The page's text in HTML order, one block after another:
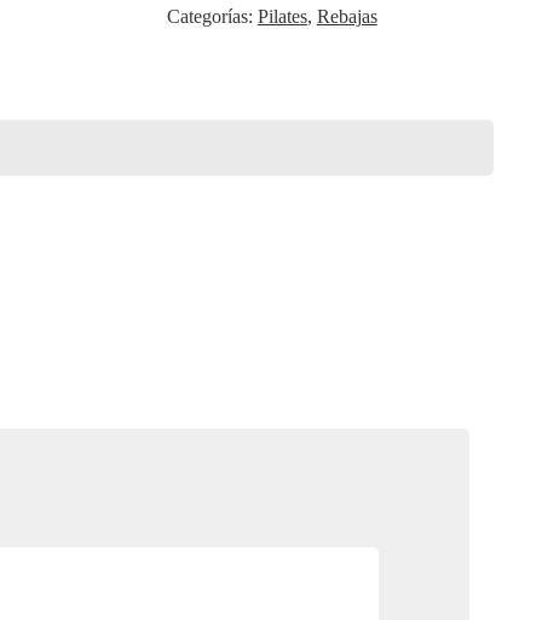
Categorías: Pilates, Rebajas